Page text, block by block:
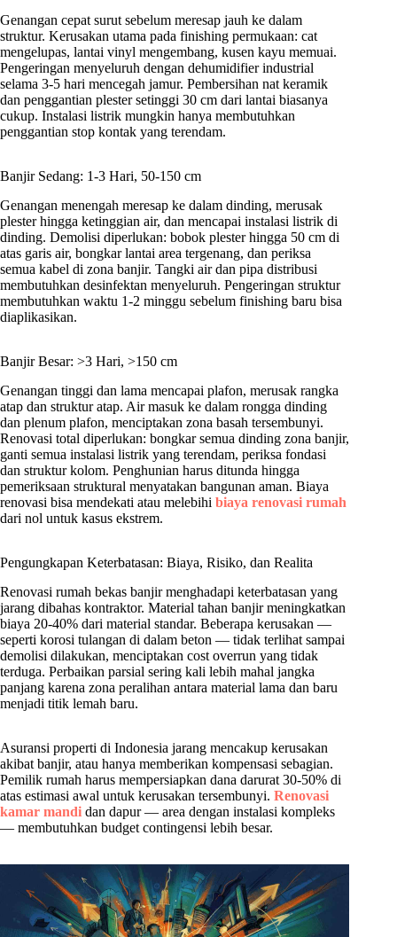
Genangan cepat surut sebelum meresap jauh ke dalam
struktur. Kerusakan utama pada finishing permukaan: cat
mengelupas, lantai vinyl mengembang, kusen kayu memuai.
Pengeringan menyeluruh dengan dehumidifier industrial
selama 3-5 hari mencegah jamur. Pembersihan nat keramik
dan penggantian plester setinggi 30 cm dari lantai biasanya
cukup. Instalasi listrik mungkin hanya membutuhkan
penggantian stop kontak yang terendam.
Banjir Sedang: 1-3 Hari, 50-150 cm
Genangan menengah meresap ke dalam dinding, merusak
plester hingga ketinggian air, dan mencapai instalasi listrik di
dinding. Demolisi diperlukan: bobok plester hingga 50 cm di
atas garis air, bongkar lantai area tergenang, dan periksa
semua kabel di zona banjir. Tangki air dan pipa distribusi
membutuhkan desinfektan menyeluruh. Pengeringan struktur
membutuhkan waktu 1-2 minggu sebelum finishing baru bisa
diaplikasikan.
Banjir Besar: >3 Hari, >150 cm
Genangan tinggi dan lama mencapai plafon, merusak rangka
atap dan struktur atap. Air masuk ke dalam rongga dinding
dan plenum plafon, menciptakan zona basah tersembunyi.
Renovasi total diperlukan: bongkar semua dinding zona banjir,
ganti semua instalasi listrik yang terendam, periksa fondasi
dan struktur kolom. Penghunian harus ditunda hingga
pemeriksaan struktural menyatakan bangunan aman. Biaya
renovasi bisa mendekati atau melebihi biaya renovasi rumah
dari nol untuk kasus ekstrem.
Pengungkapan Keterbatasan: Biaya, Risiko, dan Realita
Renovasi rumah bekas banjir menghadapi keterbatasan yang
jarang dibahas kontraktor. Material tahan banjir meningkatkan
biaya 20-40% dari material standar. Beberapa kerusakan —
seperti korosi tulangan di dalam beton — tidak terlihat sampai
demolisi dilakukan, menciptakan cost overrun yang tidak
terduga. Perbaikan parsial sering kali lebih mahal jangka
panjang karena zona peralihan antara material lama dan baru
menjadi titik lemah baru.
Asuransi properti di Indonesia jarang mencakup kerusakan
akibat banjir, atau hanya memberikan kompensasi sebagian.
Pemilik rumah harus mempersiapkan dana darurat 30-50% di
atas estimasi awal untuk kerusakan tersembunyi. Renovasi
kamar mandi dan dapur — area dengan instalasi kompleks
— membutuhkan budget contingensi lebih besar.